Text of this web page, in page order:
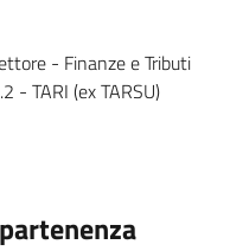
- Finanze e Tributi
- TARI (ex TARSU)